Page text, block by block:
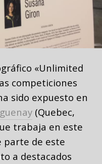
«Unlimited
competiciones
sido expuesto en
(Quebec,
trabaja en este
parte de este
a destacados